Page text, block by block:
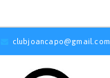
clubjoancapo@gmail.com